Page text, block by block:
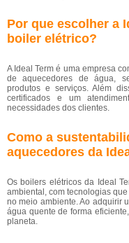
Por que escolher a
boiler elétrico?
A Ideal Term é uma empresa
de aquecedores de água,
produtos e serviços. Além
certificados e um
necessidades dos clientes.
Como a
aquecedores da
Os boilers elétricos da Ideal
ambiental, com tecnologias
no meio ambiente. Ao adquirir
água quente de forma
planeta.